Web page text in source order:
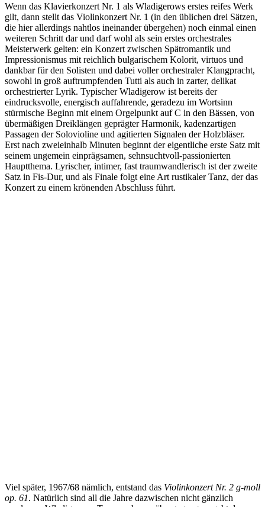
Wenn das Klavierkonzert Nr. 1 als Wladigerows erstes reifes Werk
gilt, dann stellt das Violinkonzert Nr. 1 (in den üblichen drei Sätzen,
die hier allerdings nahtlos ineinander übergehen) noch einmal einen
weiteren Schritt dar und darf wohl als sein erstes orchestrales
Meisterwerk gelten: ein Konzert zwischen Spätromantik und
Impressionismus mit reichlich bulgarischem Kolorit, virtuos und
dankbar für den Solisten und dabei voller orchestraler Klangpracht,
sowohl in groß auftrumpfenden Tutti als auch in zarter, delikat
orchestrierter Lyrik. Typischer Wladigerow ist bereits der
eindrucksvolle, energisch auffahrende, geradezu im Wortsinn
stürmische Beginn mit einem Orgelpunkt auf C in den Bässen, von
übermäßigen Dreiklängen geprägter Harmonik, kadenzartigen
Passagen der Solovioline und agitierten Signalen der Holzbläser.
Erst nach zweieinhalb Minuten beginnt der eigentliche erste Satz mit
seinem ungemein einprägsamen, sehnsuchtvoll-passionierten
Hauptthema. Lyrischer, intimer, fast traumwandlerisch ist der zweite
Satz in Fis-Dur, und als Finale folgt eine Art rustikaler Tanz, der das
Konzert zu einem krönenden Abschluss führt.
Viel später, 1967/68 nämlich, entstand das Violinkonzert Nr. 2 g-moll
op. 61. Natürlich sind all die Jahre dazwischen nicht gänzlich